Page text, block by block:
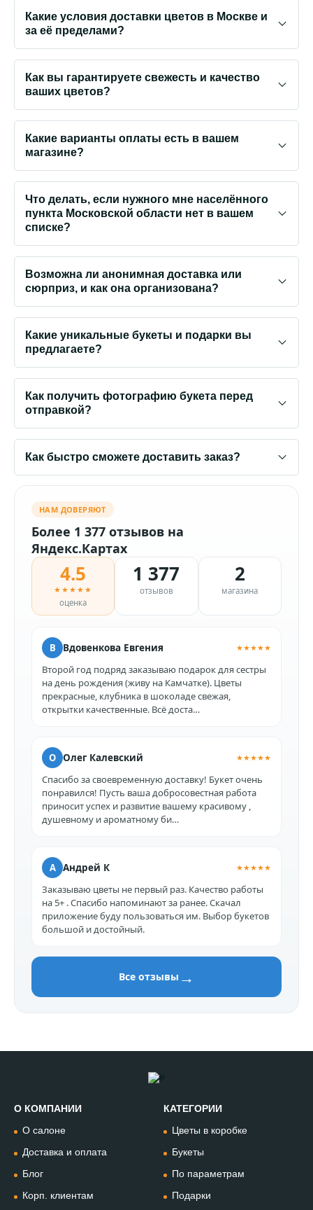
Какие условия доставки цветов в Москве и
за её пределами?
Как вы гарантируете свежесть и качество
ваших цветов?
Какие варианты оплаты есть в вашем
магазине?
Что делать, если нужного мне населённого
пункта Московской области нет в вашем
списке?
Возможна ли анонимная доставка или
сюрприз, и как она организована?
Какие уникальные букеты и подарки вы
предлагаете?
Как получить фотографию букета перед
отправкой?
Как быстро сможете доставить заказ?
НАМ ДОВЕРЯЮТ
Более 1 377 отзывов на
Яндекс.Картах
4.5
★★★★★
оценка
1 377
отзывов
2
магазина
В Вдовенкова Евгения ★★★★★
Второй год подряд заказываю подарок для сестры
на день рождения (живу на Камчатке). Цветы
прекрасные, клубника в шоколаде свежая,
открытки качественные. Всё доста…
О Олег Калевский ★★★★★
Спасибо за своевременную доставку! Букет очень
понравился! Пусть ваша добросовестная работа
приносит успех и развитие вашему красивому ,
душевному и ароматному би…
А Андрей К ★★★★★
Заказываю цветы не первый раз. Качество работы
на 5+ . Спасибо напоминают за ранее. Скачал
приложение буду пользоваться им. Выбор букетов
большой и достойный.
Все отзывы →
О КОМПАНИИ
О салоне
Доставка и оплата
Блог
Корп. клиентам
КАТЕГОРИИ
Цветы в коробке
Букеты
По параметрам
Подарки
Позвонить
+74994954685
WhatsApp
+79912981236